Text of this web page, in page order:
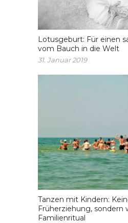
Lotusgeburt: Für einen
vom Bauch in die Welt
31. Januar 2019
Tanzen mit Kindern:
Früherziehung, sondern
Familienritual